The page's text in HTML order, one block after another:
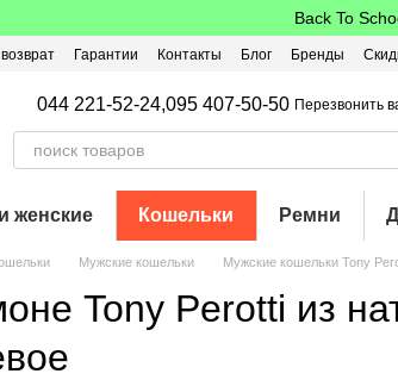
Back To
Гарантии Контакты Блог Бренды
044 221-52-24,095 407-50-50 Перезвонить
женские Кошельки Ремни
Мужские кошельки Мужские кошельки Tony
Tony Perotti из